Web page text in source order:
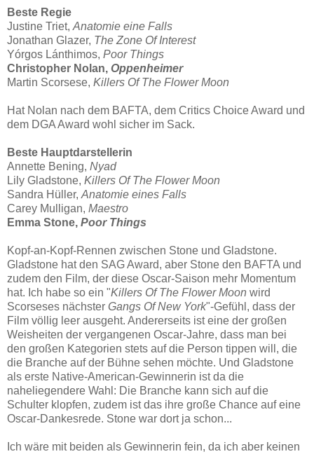
Beste Regie
Justine Triet, Anatomie eine Falls
Jonathan Glazer, The Zone Of Interest
Yórgos Lánthimos, Poor Things
Christopher Nolan, Oppenheimer
Martin Scorsese, Killers Of The Flower Moon
Hat Nolan nach dem BAFTA, dem Critics Choice Award und
dem DGA Award wohl sicher im Sack.
Beste Hauptdarstellerin
Annette Bening, Nyad
Lily Gladstone, Killers Of The Flower Moon
Sandra Hüller, Anatomie eines Falls
Carey Mulligan, Maestro
Emma Stone, Poor Things
Kopf-an-Kopf-Rennen zwischen Stone und Gladstone.
Gladstone hat den SAG Award, aber Stone den BAFTA und
zudem den Film, der diese Oscar-Saison mehr Momentum
hat. Ich habe so ein "Killers Of The Flower Moon wird
Scorseses nächster Gangs Of New York"-Gefühl, dass der
Film völlig leer ausgeht. Andererseits ist eine der großen
Weisheiten der vergangenen Oscar-Jahre, dass man bei
den großen Kategorien stets auf die Person tippen will, die
die Branche auf der Bühne sehen möchte. Und Gladstone
als erste Native-American-Gewinnerin ist da die
naheliegendere Wahl: Die Branche kann sich auf die
Schulter klopfen, zudem ist das ihre große Chance auf eine
Oscar-Dankesrede. Stone war dort ja schon...
Ich wäre mit beiden als Gewinnerin fein, da ich aber keinen